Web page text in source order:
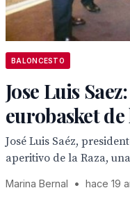
BALONCESTO
Jose Luis
eurobasket
José Luis Saéz,
aperitivo de la Raza,
Marina Bernal • hace 19